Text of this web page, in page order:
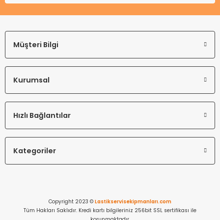
Müşteri Bilgi
Kurumsal
Hızlı Bağlantılar
Kategoriler
Copyright 2023 © Lastikservisekipmanları.com
Tüm Hakları Saklıdır. Kredi kartı bilgileriniz 256bit SSL sertifikası ile